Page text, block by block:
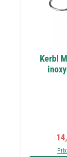
Kerbl